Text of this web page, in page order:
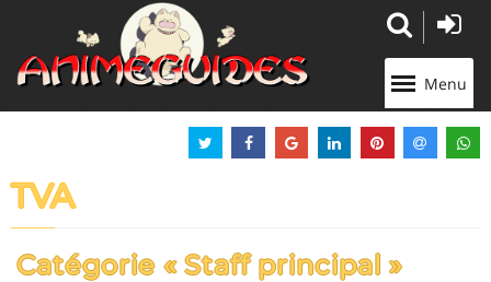
Menu
TVA
Catégorie « Staff principal »
Panneau de gestion des cookies